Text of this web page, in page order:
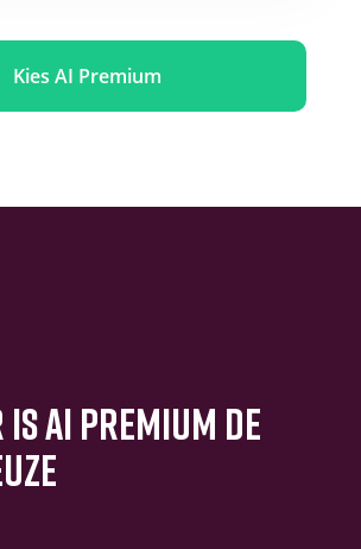
Kies AI Premium
IS AI PREMIUM DE